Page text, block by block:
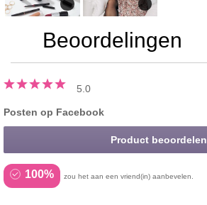
Beoordelingen
5.0
Posten op Facebook
Product beoordelen
100% zou het aan een vriend(in) aanbevelen.